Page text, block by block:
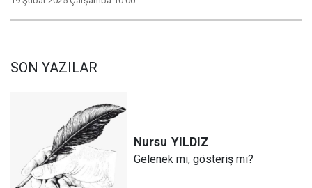
SON YAZILAR
Nursu YILDIZ
Gelenek mi, gösteriş mi?